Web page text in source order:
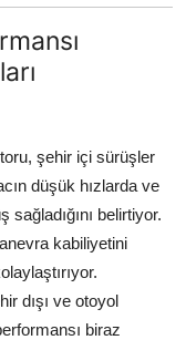
şehir içi sürüşler
düşük hızlarda ve
sağladığını belirtiyor.
kabiliyetini
dışı ve otoyol
biraz